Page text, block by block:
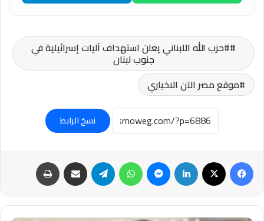
#حزب الله اللبناني يعلن استهداف آليات إسرائيلية في
جنوب لبنان
موقع مصر الآن الاخباري
نسخ الرابط
فيسبوك لينكدإن ماسنجر واتساب تيلقرام مشاركة عبر البريد